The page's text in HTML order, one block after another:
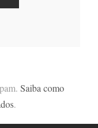
Saiba como
.